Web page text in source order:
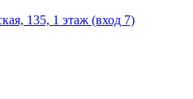
135,​ 1 этаж (вход 7)